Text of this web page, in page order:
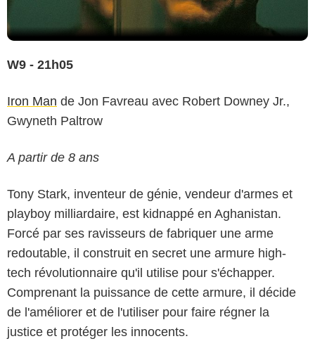
W9 - 21h05
Iron Man de Jon Favreau avec Robert Downey Jr.,
Gwyneth Paltrow
A partir de 8 ans
Tony Stark, inventeur de génie, vendeur d'armes et
playboy milliardaire, est kidnappé en Aghanistan.
Forcé par ses ravisseurs de fabriquer une arme
redoutable, il construit en secret une armure high-
tech révolutionnaire qu'il utilise pour s'échapper.
Comprenant la puissance de cette armure, il décide
de l'améliorer et de l'utiliser pour faire régner la
justice et protéger les innocents.